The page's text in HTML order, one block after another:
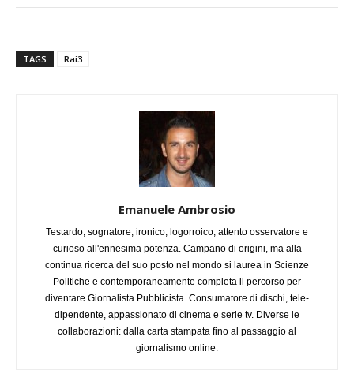
TAGS Rai3
Emanuele Ambrosio
Testardo, sognatore, ironico, logorroico, attento osservatore e
curioso all'ennesima potenza. Campano di origini, ma alla
continua ricerca del suo posto nel mondo si laurea in Scienze
Politiche e contemporaneamente completa il percorso per
diventare Giornalista Pubblicista. Consumatore di dischi, tele-
dipendente, appassionato di cinema e serie tv. Diverse le
collaborazioni: dalla carta stampata fino al passaggio al
giornalismo online.